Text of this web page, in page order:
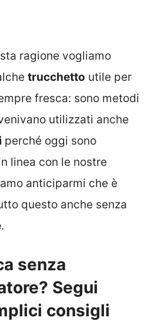
ragione vogliamo
trucchetto utile per
fresca: sono metodi
utilizzati anche
perché oggi sono
linea con le nostre
anticiparmi che è
questo anche senza
.
senza
Segui
consigli